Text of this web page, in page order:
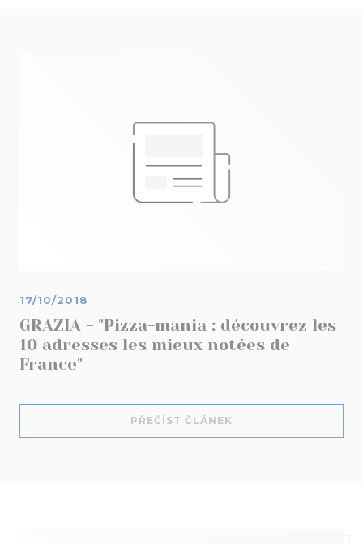
GRAZIA - "Pizza-mania : découvrez les
10 adresses les mieux notées de
France"
17/10/2018
PŘEČÍST ČLÁNEK